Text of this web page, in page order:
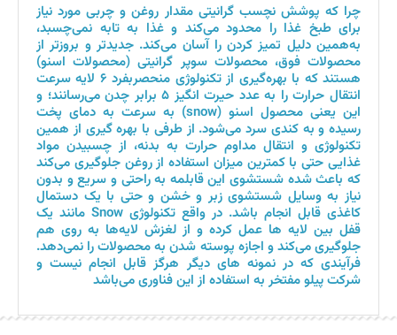
چرا که پوشش نچسب گرانیتی مقدار روغن و چربی مورد نیاز
برای طبخ غذا را محدود می‌کند و غذا به تابه نمی‌چسبد،
به‌همین دلیل تمیز کردن را آسان می‌کند. جدیدتر و بروزتر از
محصولات فوق، محصولات سوپر گرانیتی (محصولات اسنو)
هستند که با بهره‌گیری از تکنولوژی منحصربفرد ۶ لایه سرعت
انتقال حرارت را به عدد حیرت انگیز ۵ برابر چدن می‌رسانند؛ و
این یعنی محصول اسنو (snow) به سرعت به دمای پخت
رسیده و به کندی سرد می‌شود. از طرفی با بهره گیری از همین
تکنولوژی و انتقال مداوم حرارت به بدنه، از چسبیدن مواد
غذایی حتی با کمترین میزان استفاده از روغن جلوگیری می‌کند
که باعث شده شستشوی این قابلمه به راحتی و سریع و بدون
نیاز به وسایل شستشوی زبر و خشن و حتی با یک دستمال
کاغذی قابل انجام باشد. در واقع تکنولوژی Snow مانند یک
قفل بین لایه ها عمل کرده و از لغزش لایه‌ها به روی هم
جلوگیری می‌کند و اجازه پوسته شدن به محصولات را نمی‌دهد.
فرآیندی که در نمونه های دیگر هرگز قابل انجام نیست و
شرکت پیلو مفتخر به استفاده از این فناوری می‌باشد